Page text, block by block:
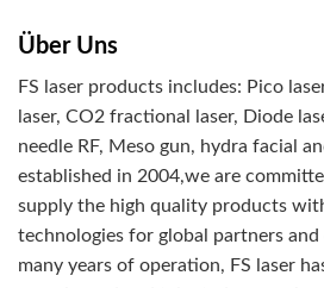
Über Uns
FS laser products includes: Pico
laser, CO2 fractional laser, Diode
needle RF, Meso gun, hydra facial
established in 2004,we are
supply the high quality products
technologies for global partners and
many years of operation, FS laser